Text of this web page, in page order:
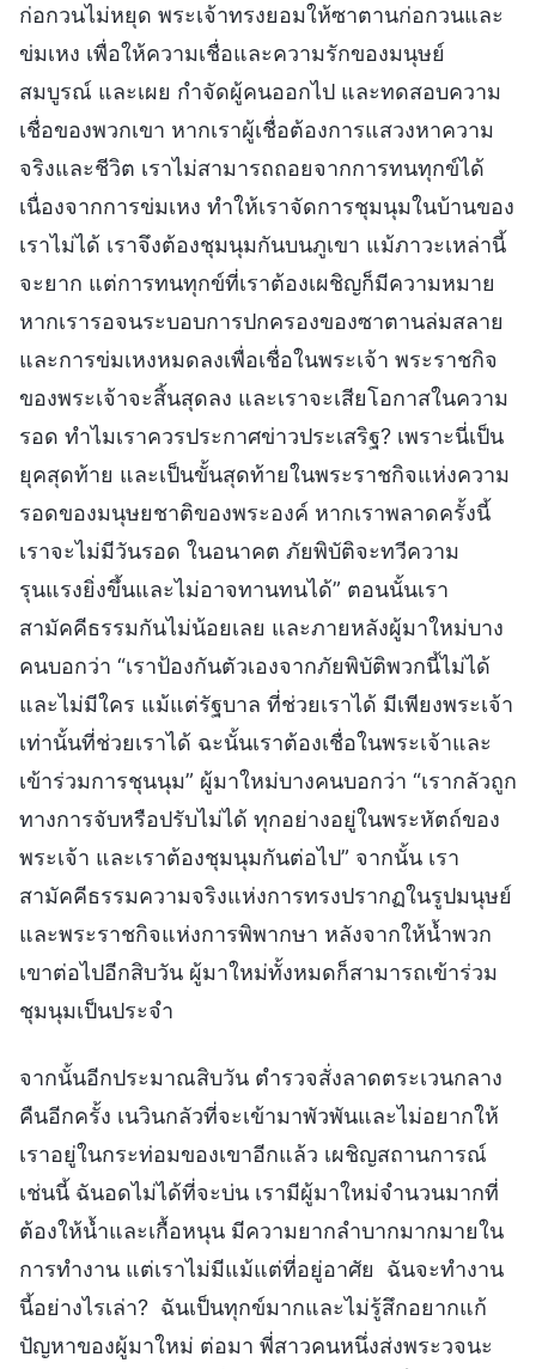
ก่อกวนไม่หยุด พระเจ้าทรงยอมให้ซาตานก่อกวนและ
ข่มเหง เพื่อให้ความเชื่อและความรักของมนุษย์
สมบูรณ์ และเผย กำจัดผู้คนออกไป และทดสอบความ
เชื่อของพวกเขา หากเราผู้เชื่อต้องการแสวงหาความ
จริงและชีวิต เราไม่สามารถถอยจากการทนทุกข์ได้
เนื่องจากการข่มเหง ทำให้เราจัดการชุมนุมในบ้านของ
เราไม่ได้ เราจึงต้องชุมนุมกันบนภูเขา แม้ภาวะเหล่านี้
จะยาก แต่การทนทุกข์ที่เราต้องเผชิญก็มีความหมาย
หากเรารอจนระบอบการปกครองของซาตานล่มสลาย
และการข่มเหงหมดลงเพื่อเชื่อในพระเจ้า พระราชกิจ
ของพระเจ้าจะสิ้นสุดลง และเราจะเสียโอกาสในความ
รอด ทำไมเราควรประกาศข่าวประเสริฐ? เพราะนี่เป็น
ยุคสุดท้าย และเป็นขั้นสุดท้ายในพระราชกิจแห่งความ
รอดของมนุษยชาติของพระองค์ หากเราพลาดครั้งนี้
เราจะไม่มีวันรอด ในอนาคต ภัยพิบัติจะทวีความ
รุนแรงยิ่งขึ้นและไม่อาจทานทนได้” ตอนนั้นเรา
สามัคคีธรรมกันไม่น้อยเลย และภายหลังผู้มาใหม่บาง
คนบอกว่า “เราป้องกันตัวเองจากภัยพิบัติพวกนี้ไม่ได้
และไม่มีใคร แม้แต่รัฐบาล ที่ช่วยเราได้ มีเพียงพระเจ้า
เท่านั้นที่ช่วยเราได้ ฉะนั้นเราต้องเชื่อในพระเจ้าและ
เข้าร่วมการชุนนุม” ผู้มาใหม่บางคนบอกว่า “เรากลัวถูก
ทางการจับหรือปรับไม่ได้ ทุกอย่างอยู่ในพระหัตถ์ของ
พระเจ้า และเราต้องชุมนุมกันต่อไป” จากนั้น เรา
สามัคคีธรรมความจริงแห่งการทรงปรากฏในรูปมนุษย์
และพระราชกิจแห่งการพิพากษา หลังจากให้น้ำพวก
เขาต่อไปอีกสิบวัน ผู้มาใหม่ทั้งหมดก็สามารถเข้าร่วม
ชุมนุมเป็นประจำ
จากนั้นอีกประมาณสิบวัน ตำรวจสั่งลาดตระเวนกลาง
คืนอีกครั้ง เนวินกลัวที่จะเข้ามาพัวพันและไม่อยากให้
เราอยู่ในกระท่อมของเขาอีกแล้ว เผชิญสถานการณ์
เช่นนี้ ฉันอดไม่ได้ที่จะบ่น เรามีผู้มาใหม่จำนวนมากที่
ต้องให้น้ำและเกื้อหนุน มีความยากลำบากมากมายใน
การทำงาน แต่เราไม่มีแม้แต่ที่อยู่อาศัย ฉันจะทำงาน
นี้อย่างไรเล่า? ฉันเป็นทุกข์มากและไม่รู้สึกอยากแก้
ปัญหาของผู้มาใหม่ ต่อมา พี่สาวคนหนึ่งส่งพระวจนะ